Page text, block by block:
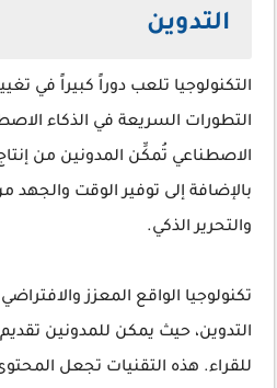
التدوين
التكنولوجيا تلعب دوراً كبيراً في
التطورات السريعة في الذكاء
الاصطناعي تُمكِّن المدونين من
بالإضافة إلى توفير الوقت والجهد
والتحرير الذكي.
تكنولوجيا الواقع المعزز
التدوين، حيث يمكن للمدونين
للقراء. هذه التقنيات تجعل